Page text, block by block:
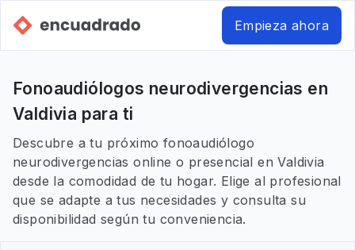
Empieza ahora
Fonoaudiólogos neurodivergencias en
Valdivia para ti
Descubre a tu próximo fonoaudiólogo
neurodivergencias online o presencial en Valdivia
desde la comodidad de tu hogar. Elige al profesional
que se adapte a tus necesidades y consulta su
disponibilidad según tu conveniencia.